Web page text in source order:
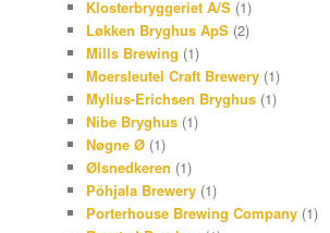
Klosterbryggeriet A/S (1)
Løkken Bryghus ApS (2)
Mills Brewing (1)
Moersleutel Craft Brewery (1)
Mylius-Erichsen Bryghus (1)
Nibe Bryghus (1)
Nøgne Ø (1)
Ølsnedkeren (1)
Põhjala Brewery (1)
Porterhouse Brewing Company (1)